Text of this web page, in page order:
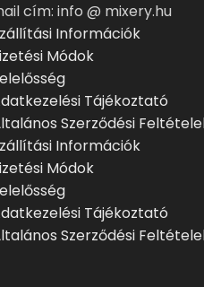
cím: info @ mixery.hu
Információk
Módok
Tájékoztató
Szerződési
Információk
Módok
Tájékoztató
Szerződési